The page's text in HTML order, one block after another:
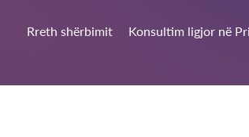
Rreth shërbimit Konsultim ligjor në